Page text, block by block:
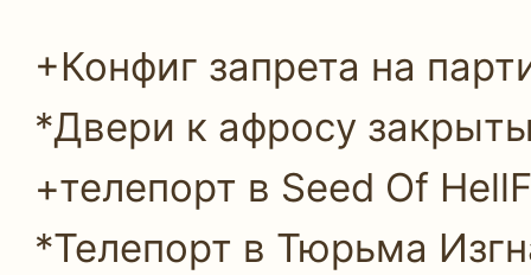
+Конфиг запрета на
*Двери к афросу
+телепорт в Seed Of
*Телепорт в Тюрьма